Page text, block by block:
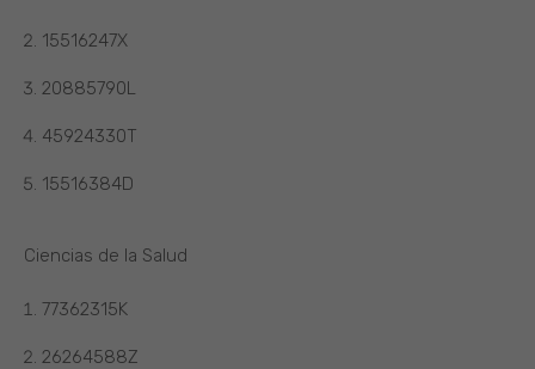
15516247X
20885790L
45924330T
15516384D
Ciencias de la Salud
77362315K
26264588Z